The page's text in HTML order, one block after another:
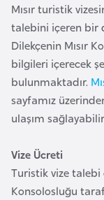
Mısır turistik
talebini içeren bir
Dilekçenin Mısır
bilgileri içerecek
bulunmaktadır.
sayfamız
ulaşım
Vize Ücreti
Turistik vize talebi
Konsolosluğu
l
g
a
r
i
s
t
n